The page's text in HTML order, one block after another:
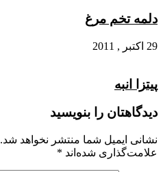
دلمه تخم مرغ
29 اکتبر , 2011
پیتزا انبه
دیدگاهتان را بنویسید
نشانی ایمیل شما منتشر نخواهد شد.
علامت‌گذاری شده‌اند *